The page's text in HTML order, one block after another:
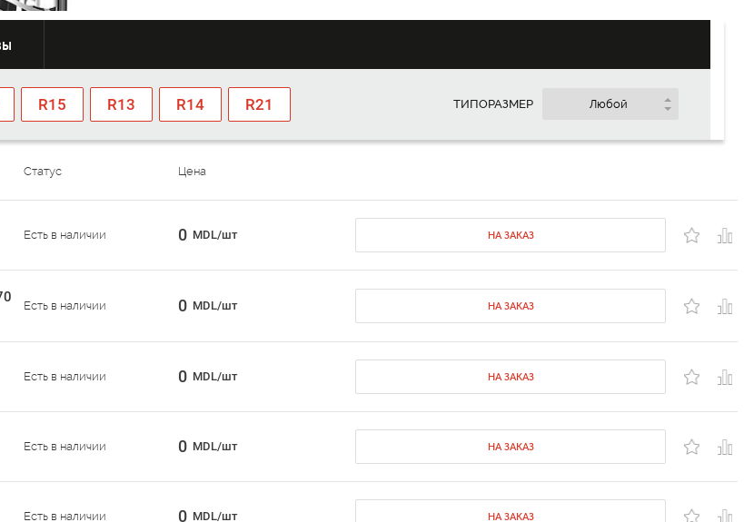
R15 R13 R14 R21 ТИПОРАЗМЕР
Статус Цена
Есть в наличии 0 MDL/шт НА ЗАКАЗ
Есть в наличии 0 MDL/шт НА ЗАКАЗ
Есть в наличии 0 MDL/шт НА ЗАКАЗ
Есть в наличии 0 MDL/шт НА ЗАКАЗ
Есть в наличии 0 MDL/шт НА ЗАКАЗ